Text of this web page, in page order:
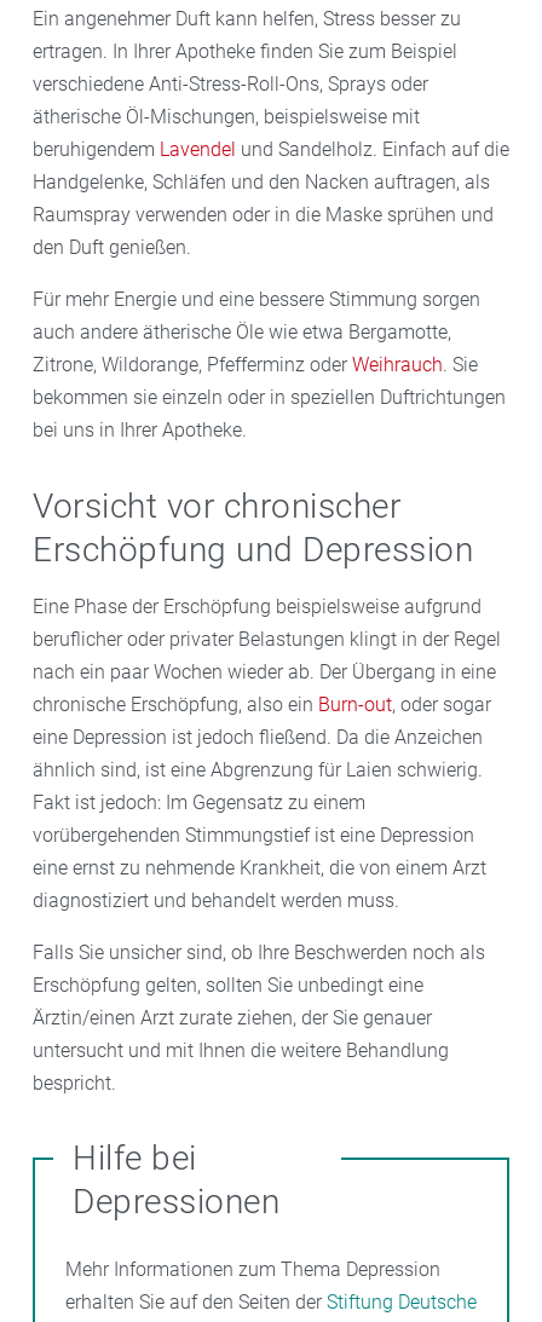
Ein angenehmer Duft kann helfen, Stress besser zu
ertragen. In Ihrer Apotheke finden Sie zum Beispiel
verschiedene Anti-Stress-Roll-Ons, Sprays oder
ätherische Öl-Mischungen, beispielsweise mit
beruhigendem Lavendel und Sandelholz. Einfach auf die
Handgelenke, Schläfen und den Nacken auftragen, als
Raumspray verwenden oder in die Maske sprühen und
den Duft genießen.
Für mehr Energie und eine bessere Stimmung sorgen
auch andere ätherische Öle wie etwa Bergamotte,
Zitrone, Wildorange, Pfefferminz oder Weihrauch. Sie
bekommen sie einzeln oder in speziellen Duftrichtungen
bei uns in Ihrer Apotheke.
Vorsicht vor chronischer
Erschöpfung und Depression
Eine Phase der Erschöpfung beispielsweise aufgrund
beruflicher oder privater Belastungen klingt in der Regel
nach ein paar Wochen wieder ab. Der Übergang in eine
chronische Erschöpfung, also ein Burn-out, oder sogar
eine Depression ist jedoch fließend. Da die Anzeichen
ähnlich sind, ist eine Abgrenzung für Laien schwierig.
Fakt ist jedoch: Im Gegensatz zu einem
vorübergehenden Stimmungstief ist eine Depression
eine ernst zu nehmende Krankheit, die von einem Arzt
diagnostiziert und behandelt werden muss.
Falls Sie unsicher sind, ob Ihre Beschwerden noch als
Erschöpfung gelten, sollten Sie unbedingt eine
Ärztin/einen Arzt zurate ziehen, der Sie genauer
untersucht und mit Ihnen die weitere Behandlung
bespricht.
Hilfe bei
Depressionen
Mehr Informationen zum Thema Depression
erhalten Sie auf den Seiten der Stiftung Deutsche